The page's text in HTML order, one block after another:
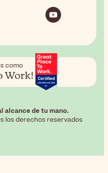
como
Work!
alcance de tu mano.
los derechos reservados